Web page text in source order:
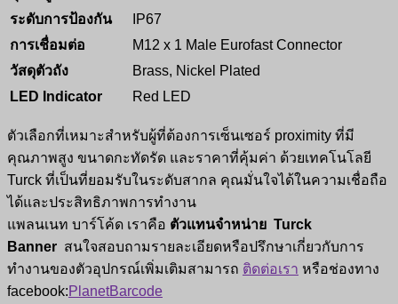
ระดับการป้องกัน
IP67
การเชื่อมต่อ
M12 x 1 Male Eurofast Connector
วัสดุตัวถัง
Brass, Nickel Plated
LED Indicator
Red LED
ตัวเลือกที่เหมาะสำหรับผู้ที่ต้องการเซ็นเซอร์ proximity ที่มี
คุณภาพสูง ขนาดกะทัดรัด และราคาที่คุ้มค่า ด้วยเทคโนโลยี
Turck ที่เป็นที่ยอมรับในระดับสากล คุณมั่นใจได้ในความเชื่อถือ
ได้และประสิทธิภาพการทำงาน
แพลนเนท บาร์โค้ด เราคือ ตัวแทนจำหน่าย Turck
Banner สนใจสอบถามรายละเอียดหรือปรึกษาเกี่ยวกับการ
ทำงานของตัวอุปกรณ์เพิ่มเติมสามารถ ติดต่อเรา หรือช่องทาง
facebook:PlanetBarcode